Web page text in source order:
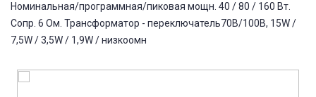
Номинальная/программная/пиковая мощн. 40 / 80 / 160 Вт.
Сопр. 6 Ом. Трансформатор - переключатель70В/100В, 15W /
7,5W / 3,5W / 1,9W / низкоомн